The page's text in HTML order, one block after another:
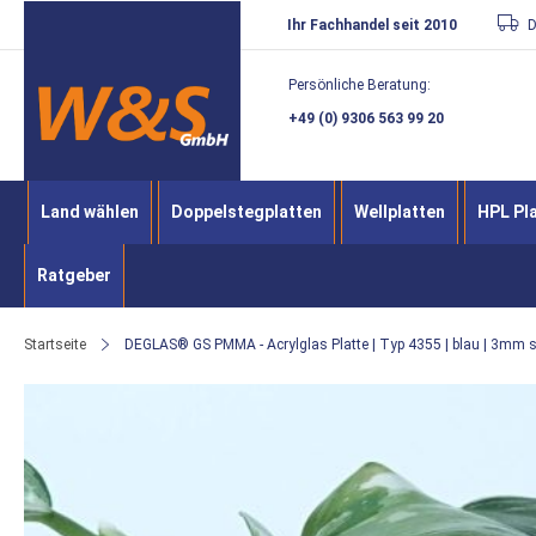
Direkt
zum
Inhalt
Ihr Fachhandel seit 2010
Persönliche Beratung:
+49 (0) 9306 563 99 20
Land wählen Doppelstegplatten Wellplatten HPL
Ratgeber
Startseite DEGLAS® GS PMMA - Acrylglas Platte | Typ 4355 | blau | 3mm
der
Bildergalerie